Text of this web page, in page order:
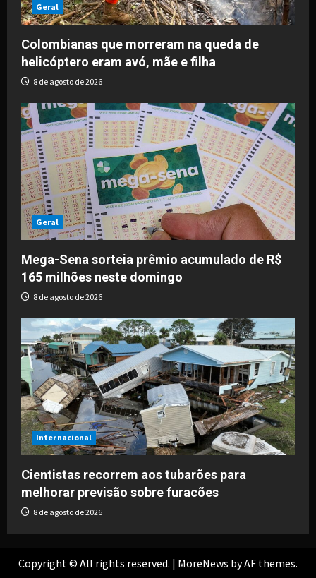
Geral
Colombianas que morreram na queda de
helicóptero eram avó, mãe e filha
8 de agosto de 2026
Geral
Mega-Sena sorteia prêmio acumulado de R$
165 milhões neste domingo
8 de agosto de 2026
Internacional
Cientistas recorrem aos tubarões para
melhorar previsão sobre furacões
8 de agosto de 2026
Copyright © All rights reserved. | MoreNews by AF themes.